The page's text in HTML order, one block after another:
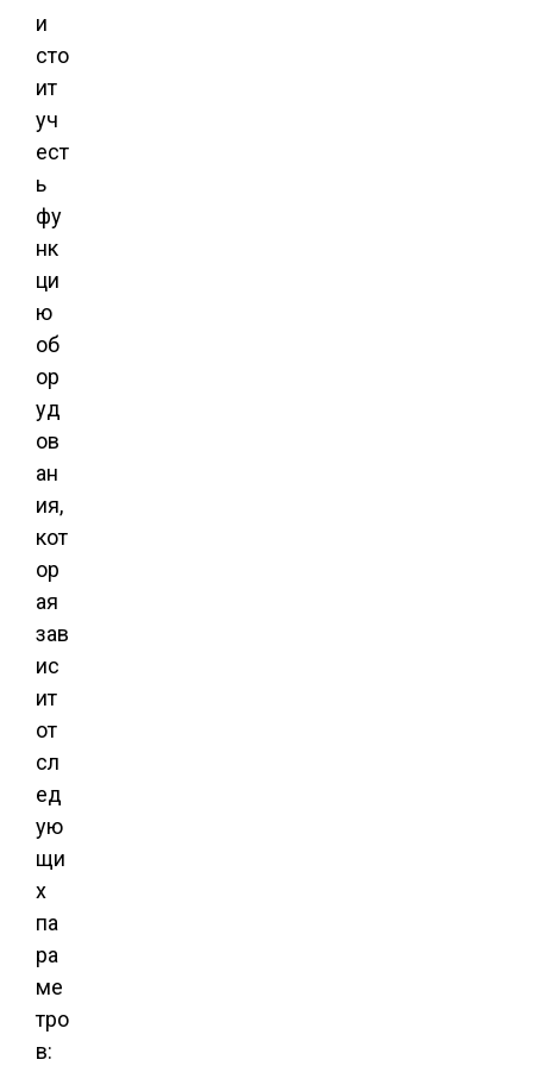
и
сто
ит
уч
ест
ь
фу
нк
ци
ю
об
ор
уд
ов
ан
ия,
кот
ор
ая
зав
ис
ит
от
сл
ед
ую
щи
х
па
ра
ме
тро
в: